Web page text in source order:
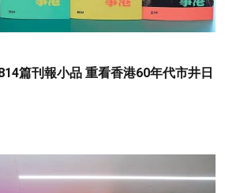
篇刊報小品 重看香港60年代市井日